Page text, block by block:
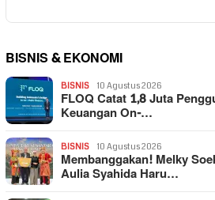
BISNIS & EKONOMI
BISNIS 10 Agustus 2026
FLOQ Catat 1,8 Juta
Keuangan On-…
BISNIS 10 Agustus 2026
Membanggakan! Melky
Aulia Syahida Haru…